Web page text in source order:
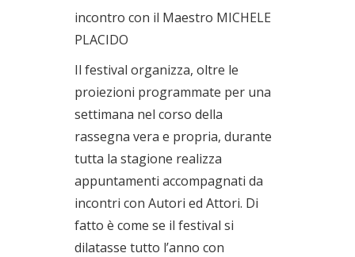
incontro con il Maestro MICHELE
PLACIDO
Il festival organizza, oltre le
proiezioni programmate per una
settimana nel corso della
rassegna vera e propria, durante
tutta la stagione realizza
appuntamenti accompagnati da
incontri con Autori ed Attori. Di
fatto è come se il festival si
dilatasse tutto l’anno con